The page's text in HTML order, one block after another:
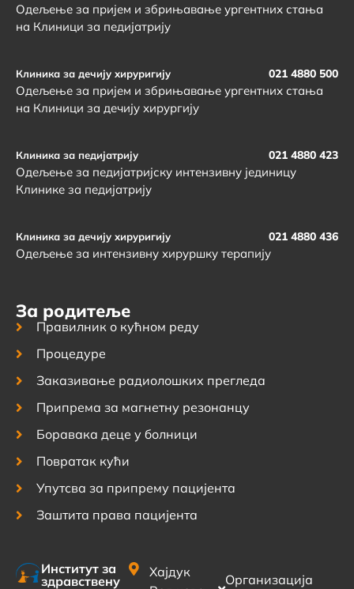
Институт за
здравствену
Хајдук
Организација
Одељење за пријем и збрињавање ургентних стања
на Клиници за педијатрију
Клиника за дечију хируригију 021 4880 500
Одељење за пријем и збрињавање ургентних стања
на Клиници за дечију хирургију
Клиника за педијатрију 021 4880 423
Одељење за педијатријску интензивну јединицу
Клинике за педијатрију
Клиника за дечију хируригију 021 4880 436
Одељење за интензивну хируршку терапију
За родитеље
Правилник о кућном реду
Процедуре
Заказивање радиолошких прегледа
Припрема за магнетну резонанцу
Боравака деце у болници
Повратак кући
Упутсва за припрему пацијента
Заштита права пацијента